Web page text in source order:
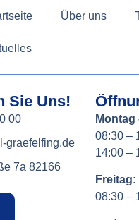
Über uns
Sie Uns!
00
graefelfing.de
7a 82166
08:30 –
14:00 –
Freitag:
08:30 –